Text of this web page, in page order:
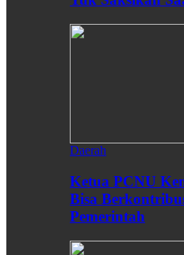
Daerah
Ketua PCNU
Bisa
Pemerintah